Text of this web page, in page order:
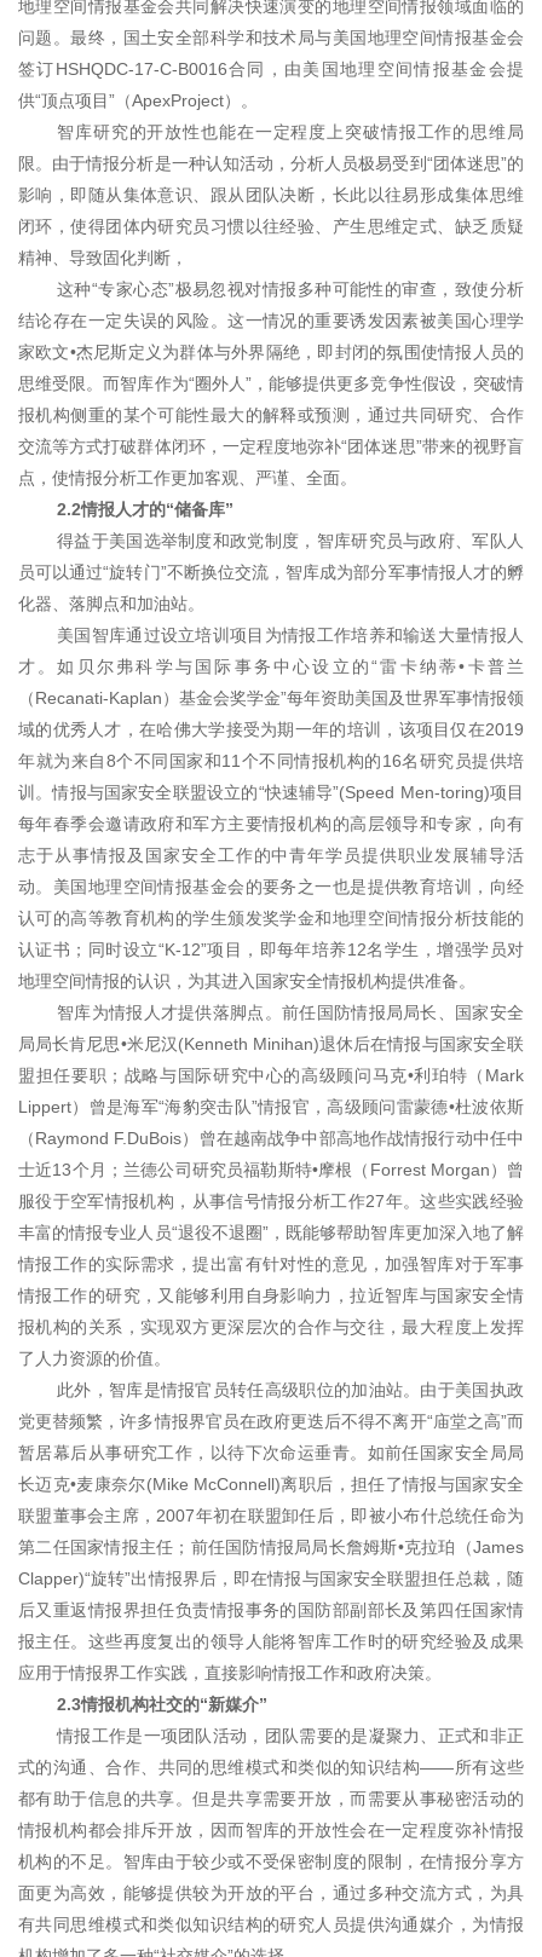
地理空间情报基金会共同解决快速演变的地理空间情报领域面临的
问题。最终，国土安全部科学和技术局与美国地理空间情报基金会
签订HSHQDC-17-C-B0016合同，由美国地理空间情报基金会提
供“顶点项目”（ApexProject）。
智库研究的开放性也能在一定程度上突破情报工作的思维局
限。由于情报分析是一种认知活动，分析人员极易受到“团体迷思”的
影响，即随从集体意识、跟从团队决断，长此以往易形成集体思维
闭环，使得团体内研究员习惯以往经验、产生思维定式、缺乏质疑
精神、导致固化判断，
这种“专家心态”极易忽视对情报多种可能性的审查，致使分析
结论存在一定失误的风险。这一情况的重要诱发因素被美国心理学
家欧文•杰尼斯定义为群体与外界隔绝，即封闭的氛围使情报人员的
思维受限。而智库作为“圈外人”，能够提供更多竞争性假设，突破情
报机构侧重的某个可能性最大的解释或预测，通过共同研究、合作
交流等方式打破群体闭环，一定程度地弥补“团体迷思”带来的视野盲
点，使情报分析工作更加客观、严谨、全面。
2.2情报人才的“储备库”
得益于美国选举制度和政党制度，智库研究员与政府、军队人
员可以通过“旋转门”不断换位交流，智库成为部分军事情报人才的孵
化器、落脚点和加油站。
美国智库通过设立培训项目为情报工作培养和输送大量情报人
才。如贝尔弗科学与国际事务中心设立的“雷卡纳蒂•卡普兰
（Recanati-Kaplan）基金会奖学金”每年资助美国及世界军事情报领
域的优秀人才，在哈佛大学接受为期一年的培训，该项目仅在2019
年就为来自8个不同国家和11个不同情报机构的16名研究员提供培
训。情报与国家安全联盟设立的“快速辅导”(Speed Men-toring)项目
每年春季会邀请政府和军方主要情报机构的高层领导和专家，向有
志于从事情报及国家安全工作的中青年学员提供职业发展辅导活
动。美国地理空间情报基金会的要务之一也是提供教育培训，向经
认可的高等教育机构的学生颁发奖学金和地理空间情报分析技能的
认证书；同时设立“K-12”项目，即每年培养12名学生，增强学员对
地理空间情报的认识，为其进入国家安全情报机构提供准备。
智库为情报人才提供落脚点。前任国防情报局局长、国家安全
局局长肯尼思•米尼汉(Kenneth Minihan)退休后在情报与国家安全联
盟担任要职；战略与国际研究中心的高级顾问马克•利珀特（Mark
Lippert）曾是海军“海豹突击队”情报官，高级顾问雷蒙德•杜波依斯
（Raymond F.DuBois）曾在越南战争中部高地作战情报行动中任中
士近13个月；兰德公司研究员福勒斯特•摩根（Forrest Morgan）曾
服役于空军情报机构，从事信号情报分析工作27年。这些实践经验
丰富的情报专业人员“退役不退圈”，既能够帮助智库更加深入地了解
情报工作的实际需求，提出富有针对性的意见，加强智库对于军事
情报工作的研究，又能够利用自身影响力，拉近智库与国家安全情
报机构的关系，实现双方更深层次的合作与交往，最大程度上发挥
了人力资源的价值。
此外，智库是情报官员转任高级职位的加油站。由于美国执政
党更替频繁，许多情报界官员在政府更迭后不得不离开“庙堂之高”而
暂居幕后从事研究工作，以待下次命运垂青。如前任国家安全局局
长迈克•麦康奈尔(Mike McConnell)离职后，担任了情报与国家安全
联盟董事会主席，2007年初在联盟卸任后，即被小布什总统任命为
第二任国家情报主任；前任国防情报局局长詹姆斯•克拉珀（James
Clapper)“旋转”出情报界后，即在情报与国家安全联盟担任总裁，随
后又重返情报界担任负责情报事务的国防部副部长及第四任国家情
报主任。这些再度复出的领导人能将智库工作时的研究经验及成果
应用于情报界工作实践，直接影响情报工作和政府决策。
2.3情报机构社交的“新媒介”
情报工作是一项团队活动，团队需要的是凝聚力、正式和非正
式的沟通、合作、共同的思维模式和类似的知识结构——所有这些
都有助于信息的共享。但是共享需要开放，而需要从事秘密活动的
情报机构都会排斥开放，因而智库的开放性会在一定程度弥补情报
机构的不足。智库由于较少或不受保密制度的限制，在情报分享方
面更为高效，能够提供较为开放的平台，通过多种交流方式，为具
有共同思维模式和类似知识结构的研究人员提供沟通媒介，为情报